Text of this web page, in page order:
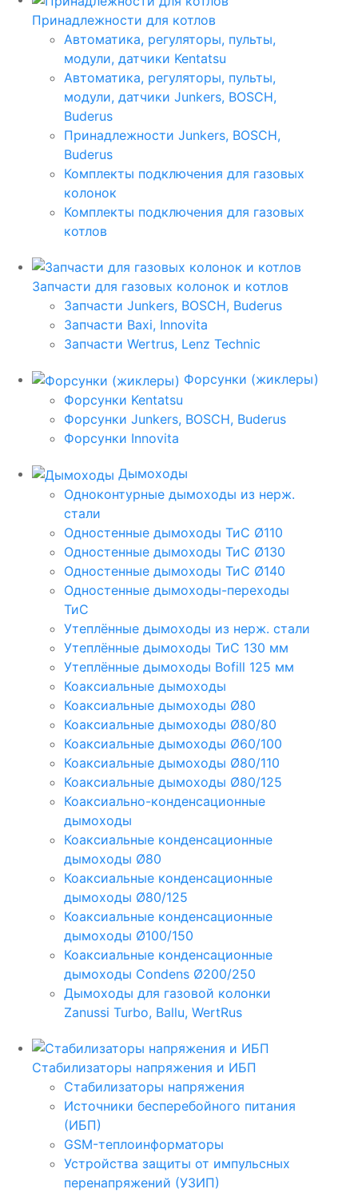
Принадлежности для котлов
Автоматика, регуляторы, пульты,
модули, датчики Kentatsu
Автоматика, регуляторы, пульты,
модули, датчики Junkers, BOSCH,
Buderus
Принадлежности Junkers, BOSCH,
Buderus
Комплекты подключения для газовых
колонок
Комплекты подключения для газовых
котлов
Запчасти для газовых колонок и котлов
Запчасти Junkers, BOSCH, Buderus
Запчасти Baxi, Innovita
Запчасти Wertrus, Lenz Technic
Форсунки (жиклеры)
Форсунки Kentatsu
Форсунки Junkers, BOSCH, Buderus
Форсунки Innovita
Дымоходы
Одноконтурные дымоходы из нерж.
стали
Одностенные дымоходы ТиС Ø110
Одностенные дымоходы ТиС Ø130
Одностенные дымоходы ТиС Ø140
Одностенные дымоходы-переходы
ТиС
Утеплённые дымоходы из нерж. стали
Утеплённые дымоходы ТиС 130 мм
Утеплённые дымоходы Bofill 125 мм
Коаксиальные дымоходы
Коаксиальные дымоходы Ø80
Коаксиальные дымоходы Ø80/80
Коаксиальные дымоходы Ø60/100
Коаксиальные дымоходы Ø80/110
Коаксиальные дымоходы Ø80/125
Коаксиально-конденсационные
дымоходы
Коаксиальные конденсационные
дымоходы Ø80
Коаксиальные конденсационные
дымоходы Ø80/125
Коаксиальные конденсационные
дымоходы Ø100/150
Коаксиальные конденсационные
дымоходы Condens Ø200/250
Дымоходы для газовой колонки
Zanussi Turbo, Ballu, WertRus
Стабилизаторы напряжения и ИБП
Стабилизаторы напряжения
Источники бесперебойного питания
(ИБП)
GSM-теплоинформаторы
Устройства защиты от импульсных
перенапряжений (УЗИП)